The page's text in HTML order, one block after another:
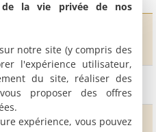
de la vie privée de nos
notre site (y compris des
l'expérience utilisateur,
du site, réaliser des
proposer des offres
expérience, vous pouvez